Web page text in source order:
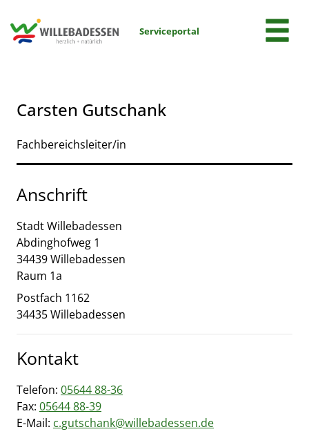
Serviceportal
Carsten Gutschank
Fachbereichsleiter/in
Anschrift
Stadt Willebadessen
Abdinghofweg 1
34439Willebadessen
Raum 1a
Postfach 1162
34435Willebadessen
Kontakt
Telefon: 05644 88-36
Fax: 05644 88-39
E-Mail: c.gutschank@willebadessen.de